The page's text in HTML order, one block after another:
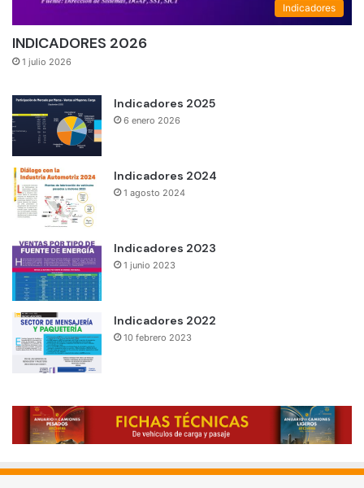
Indicadores
INDICADORES 2026
1 julio 2026
Indicadores 2025
6 enero 2026
Indicadores 2024
1 agosto 2024
Indicadores 2023
1 junio 2023
Indicadores 2022
10 febrero 2023